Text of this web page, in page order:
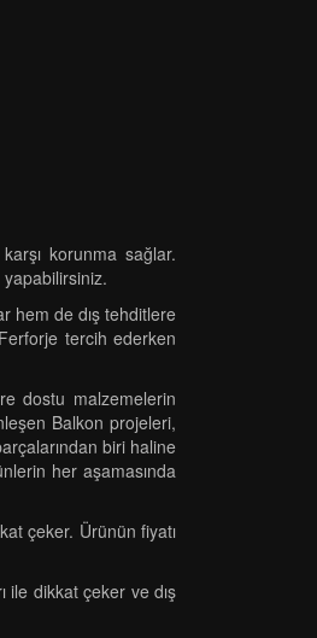
korunma sağlar.
hem de dış tehditlere
tercih ederken
dostu malzemelerin
Balkon projeleri,
biri haline
her aşamasında
çeker. Ürünün fiyatı
ile dikkat çeker ve dış